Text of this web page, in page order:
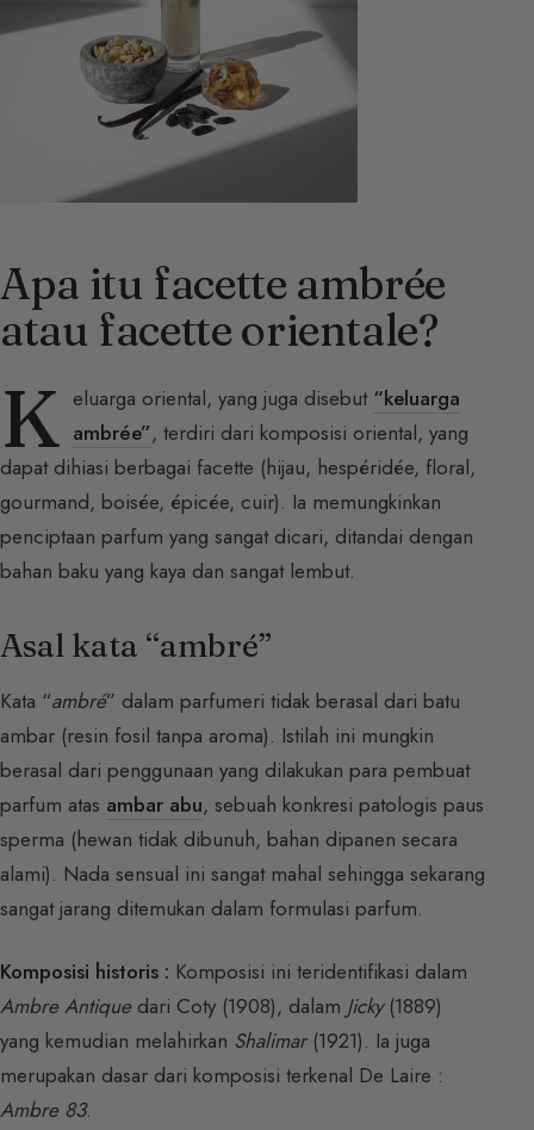
Apa itu facette ambrée
atau facette orientale?
K eluarga oriental, yang juga disebut “keluarga
ambrée”, terdiri dari komposisi oriental, yang
dapat dihiasi berbagai facette (hijau, hespéridée, floral,
gourmand, boisée, épicée, cuir). Ia memungkinkan
penciptaan parfum yang sangat dicari, ditandai dengan
bahan baku yang kaya dan sangat lembut.
Asal kata “ambré”
Kata “ambré” dalam parfumeri tidak berasal dari batu
ambar (resin fosil tanpa aroma). Istilah ini mungkin
berasal dari penggunaan yang dilakukan para pembuat
parfum atas ambar abu, sebuah konkresi patologis paus
sperma (hewan tidak dibunuh, bahan dipanen secara
alami). Nada sensual ini sangat mahal sehingga sekarang
sangat jarang ditemukan dalam formulasi parfum.
Komposisi historis : Komposisi ini teridentifikasi dalam
Ambre Antiquedari Coty (1908), dalam Jicky(1889)
yang kemudian melahirkan Shalimar(1921). Ia juga
merupakan dasar dari komposisi terkenal De Laire :
Ambre 83.